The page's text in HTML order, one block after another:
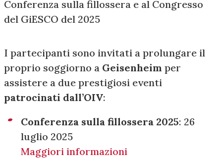
Conferenza sulla fillossera e al Congresso
del GiESCO del 2025
I partecipanti sono invitati a prolungare il
proprio soggiorno a Geisenheim per
assistere a due prestigiosi eventi
patrocinati dall’OIV:
Conferenza sulla fillossera 2025: 26
luglio 2025
Maggiori informazioni